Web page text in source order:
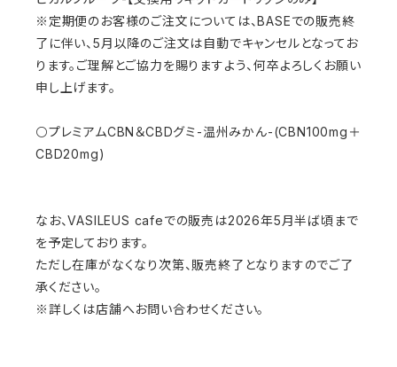
※定期便のお客様のご注文については、BASEでの販売終
了に伴い、5月以降のご注文は自動でキャンセルとなってお
ります。ご理解とご協力を賜りますよう、何卒よろしくお願い
申し上げます。
⚪プレミアムCBN＆CBDグミ-温州みかん-(CBN100mg＋
CBD20mg)
なお、VASILEUS cafeでの販売は2026年5月半ば頃まで
を予定しております。
ただし在庫がなくなり次第、販売終了となりますのでご了
承ください。
※詳しくは店舗へお問い合わせください。